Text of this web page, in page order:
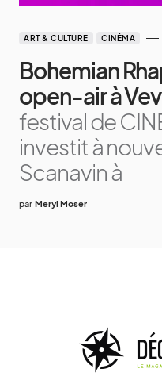
ART & CULTURE CINÉMA
Bohemian
open-air à
festival de
investit à
Scanavin à
par Meryl Moser